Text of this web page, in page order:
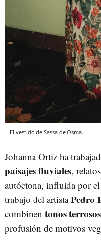
El vestido de Sassa de Osma.
Johanna Ortiz ha
paisajes fluviales,
autóctona, influida por
trabajo del artistaPedro
combinen tonos
profusión de motivos